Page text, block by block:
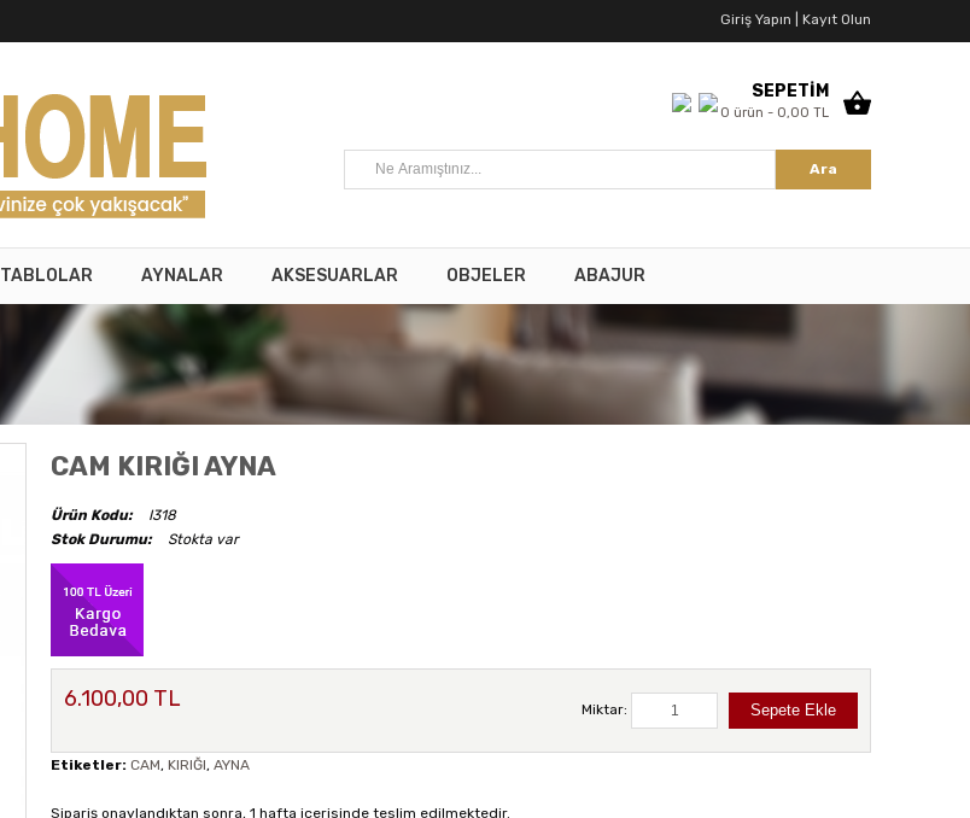
Giriş Yapın | Kayıt Olun
SEPETİM
0 ürün - 0,00 TL
Ara
TABLOLAR AYNALAR AKSESUARLAR OBJELER ABAJUR
CAM KIRIĞI AYNA
Ürün Kodu:
I318
Stok Durumu:
Stokta var
6.100,00 TL Miktar:
Etiketler: CAM, KIRIĞI, AYNA
Sipariş onaylandıktan sonra, 1 hafta içerisinde teslim edilmektedir.